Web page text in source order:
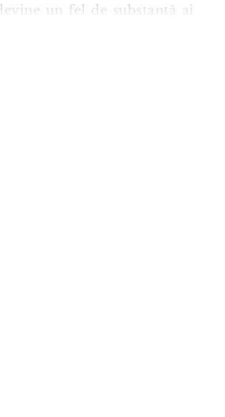
un fel de substanță ai